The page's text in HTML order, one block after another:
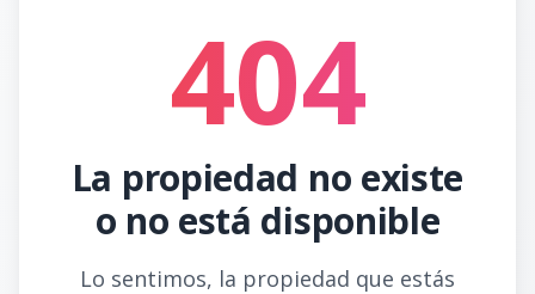
404
La propiedad no existe
o no está disponible
Lo sentimos, la propiedad que estás